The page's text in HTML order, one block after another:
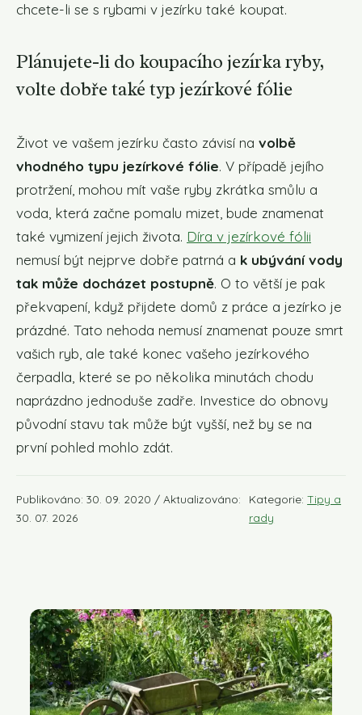
chcete-li se s rybami v jezírku také koupat.
Plánujete-li do koupacího jezírka ryby,
volte dobře také typ jezírkové fólie
Život ve vašem jezírku často závisí na volbě
vhodného typu jezírkové fólie. V případě jejího
protržení, mohou mít vaše ryby zkrátka smůlu a
voda, která začne pomalu mizet, bude znamenat
také vymizení jejich života. Díra v jezírkové fólii
nemusí být nejprve dobře patrná a k ubývání vody
tak může docházet postupně. O to větší je pak
překvapení, když přijdete domů z práce a jezírko je
prázdné. Tato nehoda nemusí znamenat pouze smrt
vašich ryb, ale také konec vašeho jezírkového
čerpadla, které se po několika minutách chodu
naprázdno jednoduše zadře. Investice do obnovy
původní stavu tak může být vyšší, než by se na
první pohled mohlo zdát.
Publikováno: 30. 09. 2020 / Aktualizováno:
30. 07. 2026
Kategorie:Tipy a
rady